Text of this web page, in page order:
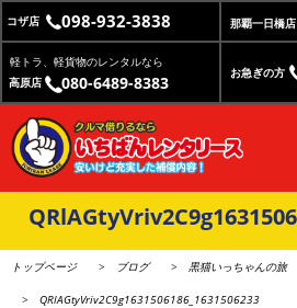
コザ店 098-932-3838 那覇一日橋店
軽トラ、軽貨物のレンタルなら
高原店
080-6489-8383 お急ぎの方
トップページ ブログ 黒猫いっちゃんの旅
QRlAGtyVriv2C9g1631506186_1631506233